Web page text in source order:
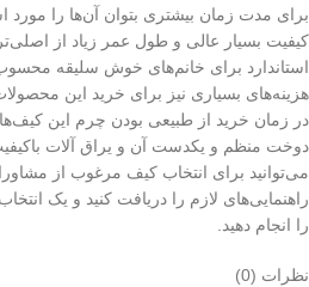
برای مدت زمان بیشتری بتوان آن‌ها را مورد
کیفیت بسیار عالی و طول عمر زیاد از
استاندارد برای خانم‌های خوش سلیقه
هزینه‌های بسیاری نیز برای خرید این
در زمان خرید از طبیعی بودن چرم این
دوخت منظم و یکدست آن و یراق آلات
می‌توانید برای انتخاب کیف مرغوب از
راهنمایی‌های لازم را دریافت کنید و یک
را انجام دهید.
نظرات (0)